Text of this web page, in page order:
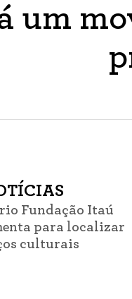
um
Fundação Itaú
para localizar
culturais